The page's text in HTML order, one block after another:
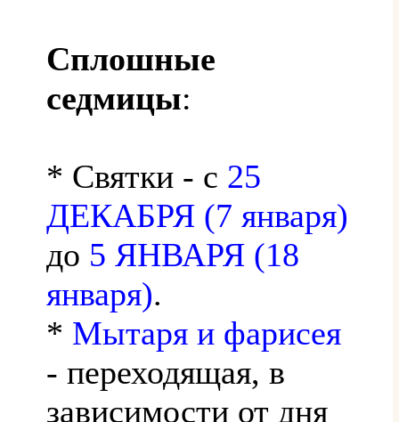
Сплошные
седмицы:
* Святки - с 25
ДЕКАБРЯ (7 января)
до 5 ЯНВАРЯ (18
января).
* Мытаря и фарисея
- переходящая, в
зависимости от дня